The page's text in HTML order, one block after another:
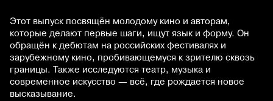
Этот выпуск посвящён молодому кино и авторам,
которые делают первые шаги, ищут язык и форму. Он
обращён к дебютам на российских фестивалях и
зарубежному кино, пробивающемуся к зрителю сквозь
границы. Также исследуются театр, музыка и
современное искусство — всё, где рождается новое
высказывание.